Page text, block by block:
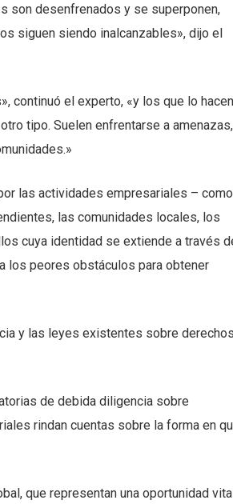
son desenfrenados y se superponen,
siguen siendo inalcanzables», dijo el
continuó el experto, «y los que lo hacen
tipo. Suelen enfrentarse a amenazas,
las actividades empresariales – como
las comunidades locales, los
cuya identidad se extiende a través
los peores obstáculos para obtener
y las leyes existentes sobre
de debida diligencia sobre
rindan cuentas sobre la forma en
que representan una oportunidad